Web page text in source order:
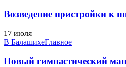
Возведение пристройки к
17 июля
В БалашихеГлавное
Новый гимнастический